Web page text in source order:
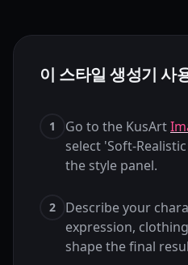
이 스타일 생성기 사
1 Go to the KusArt
select 'Soft-
the style panel.
2
Describe your
expression,
shape the final